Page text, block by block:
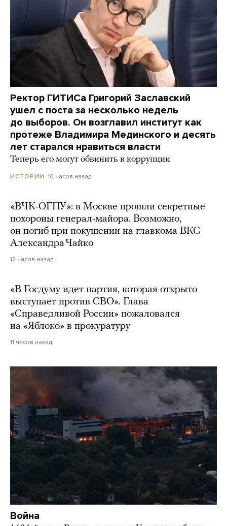
Ректор ГИТИСа Григорий Заславский
ушел с поста за несколько недель
до выборов. Он возглавил институт как
протеже Владимира Мединского и десять
лет старался нравиться власти
Теперь его могут обвинить в коррупции
ИСТОРИИ 10 часов назад
«ВЧК-ОГПУ»: в Москве прошли секретные
похороны генерал-майора. Возможно,
он погиб при покушении на главкома ВКС
Александра Чайко
12 часов назад
«В Госдуму идет партия, которая открыто
выступает против СВО». Глава
«Справедливой России» пожаловался
на «Яблоко» в прокуратуру
11 часов назад
Война